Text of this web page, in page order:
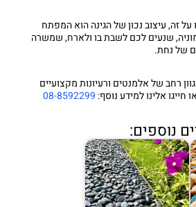
זה, עיצוב נכון של הגינה הוא המפתח
שנעים לכם לשבת בו ולארח, שמשרה
של נחת.
רחב של אלמנטים ורעיונות מקצועיים
חייגו אלינו למידע נוסף: 08-8592299
נוספים: